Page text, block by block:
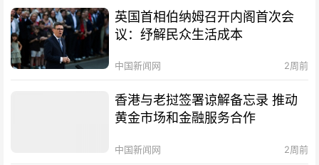
英国首相伯纳姆召开内阁首次会
议：纾解民众生活成本
中国新闻网 2周前
香港与老挝签署谅解备忘录 推动
黄金市场和金融服务合作
中国新闻网 2周前